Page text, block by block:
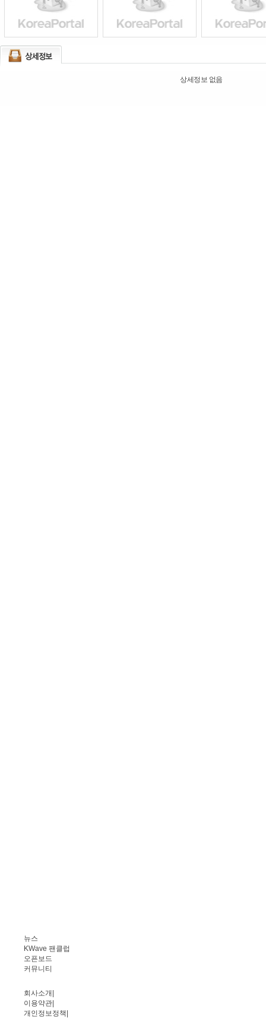
상세정보 없음
뉴스
KWave 팬클럽
오픈보드
커뮤니티
회사소개
이용약관
개인정보정책